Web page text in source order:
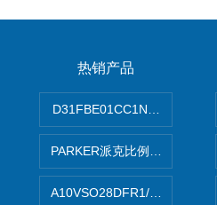
热销产品
PARKER派克比例阀 柱塞泵
A10VSO28DFR1/